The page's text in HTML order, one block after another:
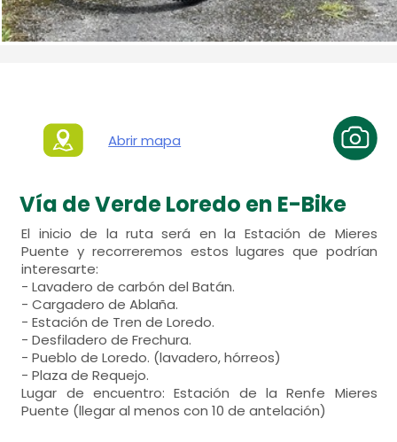
Abrir mapa
Vía de Verde Loredo en E-Bike
El inicio de la ruta será en la Estación de Mieres
Puente y recorreremos estos lugares que podrían
interesarte:
- Lavadero de carbón del Batán.
- Cargadero de Ablaña.
- Estación de Tren de Loredo.
- Desfiladero de Frechura.
- Pueblo de Loredo. (lavadero, hórreos)
- Plaza de Requejo.
Lugar de encuentro: Estación de la Renfe Mieres
Puente (llegar al menos con 10 de antelación)